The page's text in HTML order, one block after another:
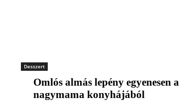
Desszert
Omlós almás lepény egyenesen a
nagymama konyhájából